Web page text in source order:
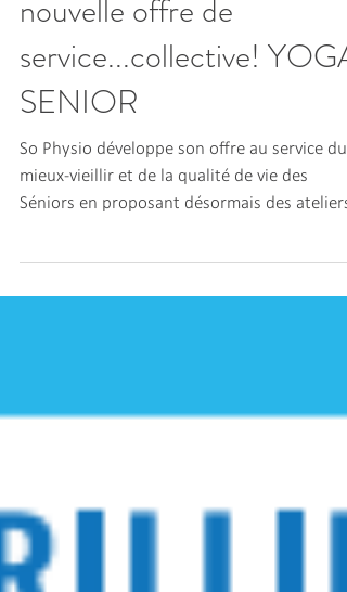
So Physio propose une
nouvelle offre de
service...collective! YOGA
SENIOR
So Physio développe son offre au service du
Séniors en proposant désormais des